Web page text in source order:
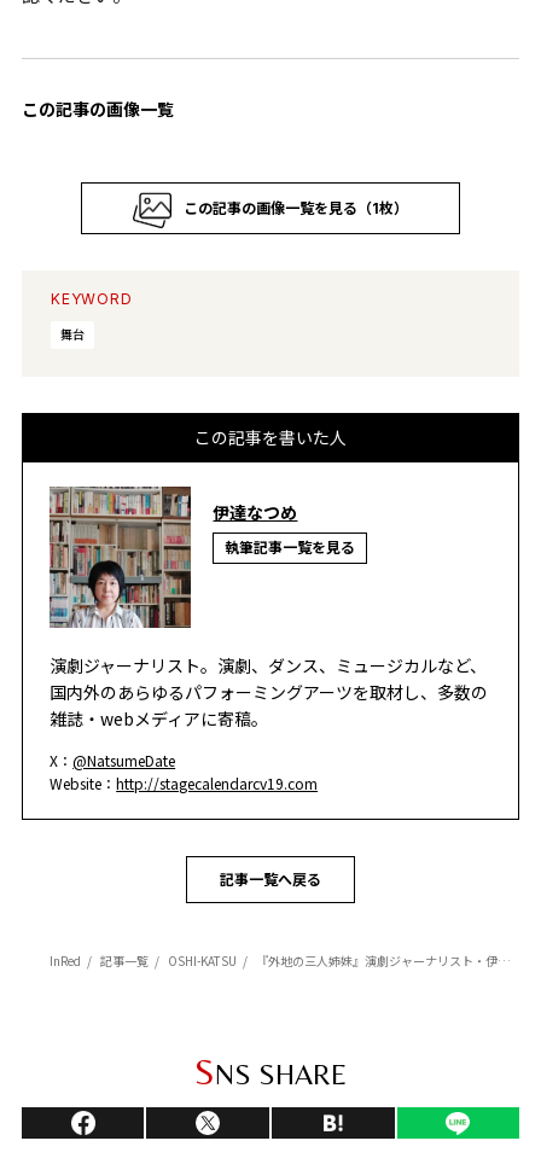
この記事の画像一覧
この記事の画像一覧を見る（1枚）
KEYWORD
舞台
この記事を書いた人
伊達なつめ
執筆記事一覧を見る
演劇ジャーナリスト。演劇、ダンス、ミュージカルなど、
国内外のあらゆるパフォーミングアーツを取材し、多数の
雑誌・webメディアに寄稿。
X：@NatsumeDate
Website：http://stagecalendarcv19.com
記事一覧へ戻る
InRed 記事一覧 OSHI-KATSU 『外地の三人姉妹』演劇ジャーナリスト・伊達なつめさんの一押しステージ情報！
SNS SHARE